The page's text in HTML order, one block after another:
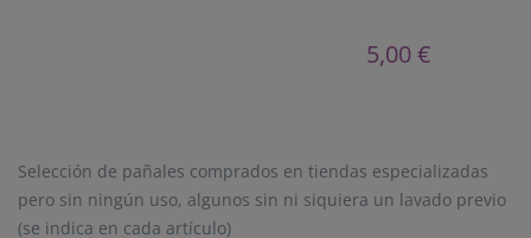
5,00 €
Selección de pañales comprados en tiendas especializadas
pero sin ningún uso, algunos sin ni siquiera un lavado previo
(se indica en cada artículo)